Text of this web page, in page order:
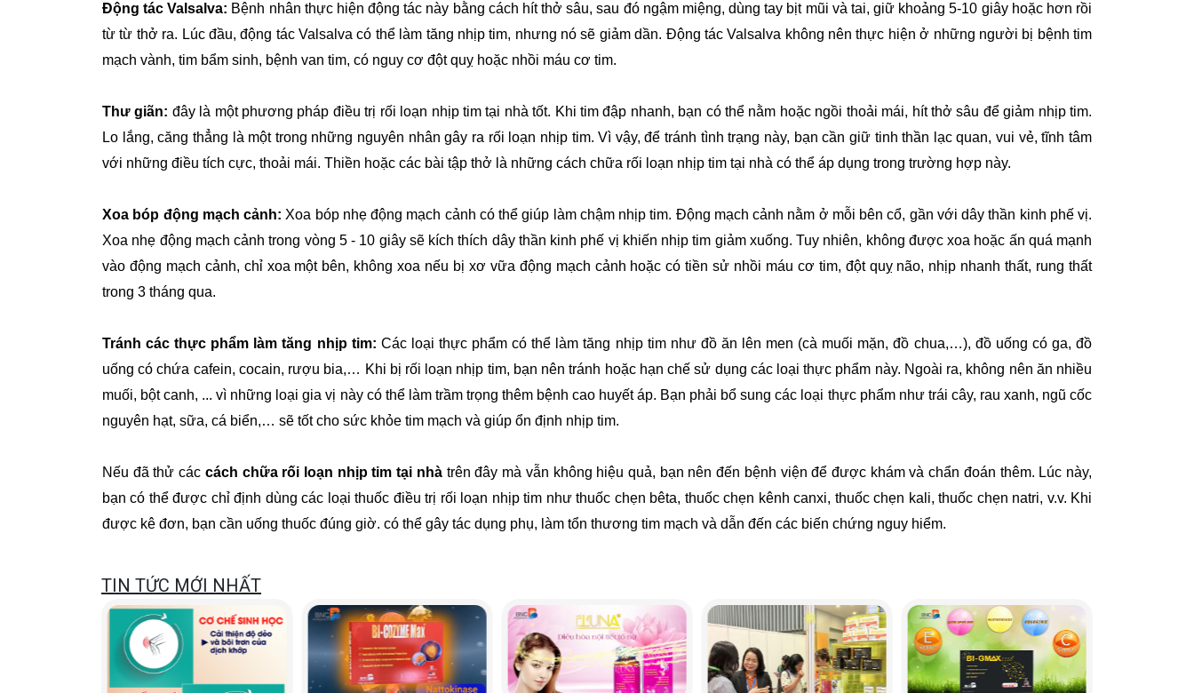
Động tác Valsalva: Bệnh nhân thực hiện động tác này bằng cách hít thở sâu, sau đó ngậm miệng, dùng tay bịt mũi và tai, giữ khoảng 5-10 giây hoặc hơn rồi
từ từ thở ra. Lúc đầu, động tác Valsalva có thể làm tăng nhịp tim, nhưng nó sẽ giảm dần. Động tác Valsalva không nên thực hiện ở những người bị bệnh tim
mạch vành, tim bẩm sinh, bệnh van tim, có nguy cơ đột quỵ hoặc nhồi máu cơ tim.
Thư giãn: đây là một phương pháp điều trị rối loạn nhịp tim tại nhà tốt. Khi tim đập nhanh, bạn có thể nằm hoặc ngồi thoải mái, hít thở sâu để giảm nhịp tim.
Lo lắng, căng thẳng là một trong những nguyên nhân gây ra rối loạn nhịp tim. Vì vậy, để tránh tình trạng này, bạn cần giữ tinh thần lạc quan, vui vẻ, tĩnh tâm
với những điều tích cực, thoải mái. Thiền hoặc các bài tập thở là những cách chữa rối loạn nhịp tim tại nhà có thể áp dụng trong trường hợp này.
Xoa bóp động mạch cảnh: Xoa bóp nhẹ động mạch cảnh có thể giúp làm chậm nhịp tim. Động mạch cảnh nằm ở mỗi bên cổ, gần với dây thần kinh phế vị.
Xoa nhẹ động mạch cảnh trong vòng 5 - 10 giây sẽ kích thích dây thần kinh phế vị khiến nhịp tim giảm xuống. Tuy nhiên, không được xoa hoặc ấn quá mạnh
vào động mạch cảnh, chỉ xoa một bên, không xoa nếu bị xơ vữa động mạch cảnh hoặc có tiền sử nhồi máu cơ tim, đột quỵ não, nhịp nhanh thất, rung thất
trong 3 tháng qua.
Tránh các thực phẩm làm tăng nhịp tim: Các loại thực phẩm có thể làm tăng nhịp tim như đồ ăn lên men (cà muối mặn, đồ chua,…), đồ uống có ga, đồ
uống có chứa cafein, cocain, rượu bia,… Khi bị rối loạn nhịp tim, bạn nên tránh hoặc hạn chế sử dụng các loại thực phẩm này. Ngoài ra, không nên ăn nhiều
muối, bột canh, ... vì những loại gia vị này có thể làm trầm trọng thêm bệnh cao huyết áp. Bạn phải bổ sung các loại thực phẩm như trái cây, rau xanh, ngũ cốc
nguyên hạt, sữa, cá biển,… sẽ tốt cho sức khỏe tim mạch và giúp ổn định nhịp tim.
Nếu đã thử các cách chữa rối loạn nhịp tim tại nhàtrên đây mà vẫn không hiệu quả, bạn nên đến bệnh viện để được khám và chẩn đoán thêm. Lúc này,
bạn có thể được chỉ định dùng các loại thuốc điều trị rối loạn nhịp tim như thuốc chẹn bêta, thuốc chẹn kênh canxi, thuốc chẹn kali, thuốc chẹn natri, v.v. Khi
được kê đơn, bạn cần uống thuốc đúng giờ. có thể gây tác dụng phụ, làm tổn thương tim mạch và dẫn đến các biến chứng nguy hiểm.
TIN TỨC MỚI NHẤT